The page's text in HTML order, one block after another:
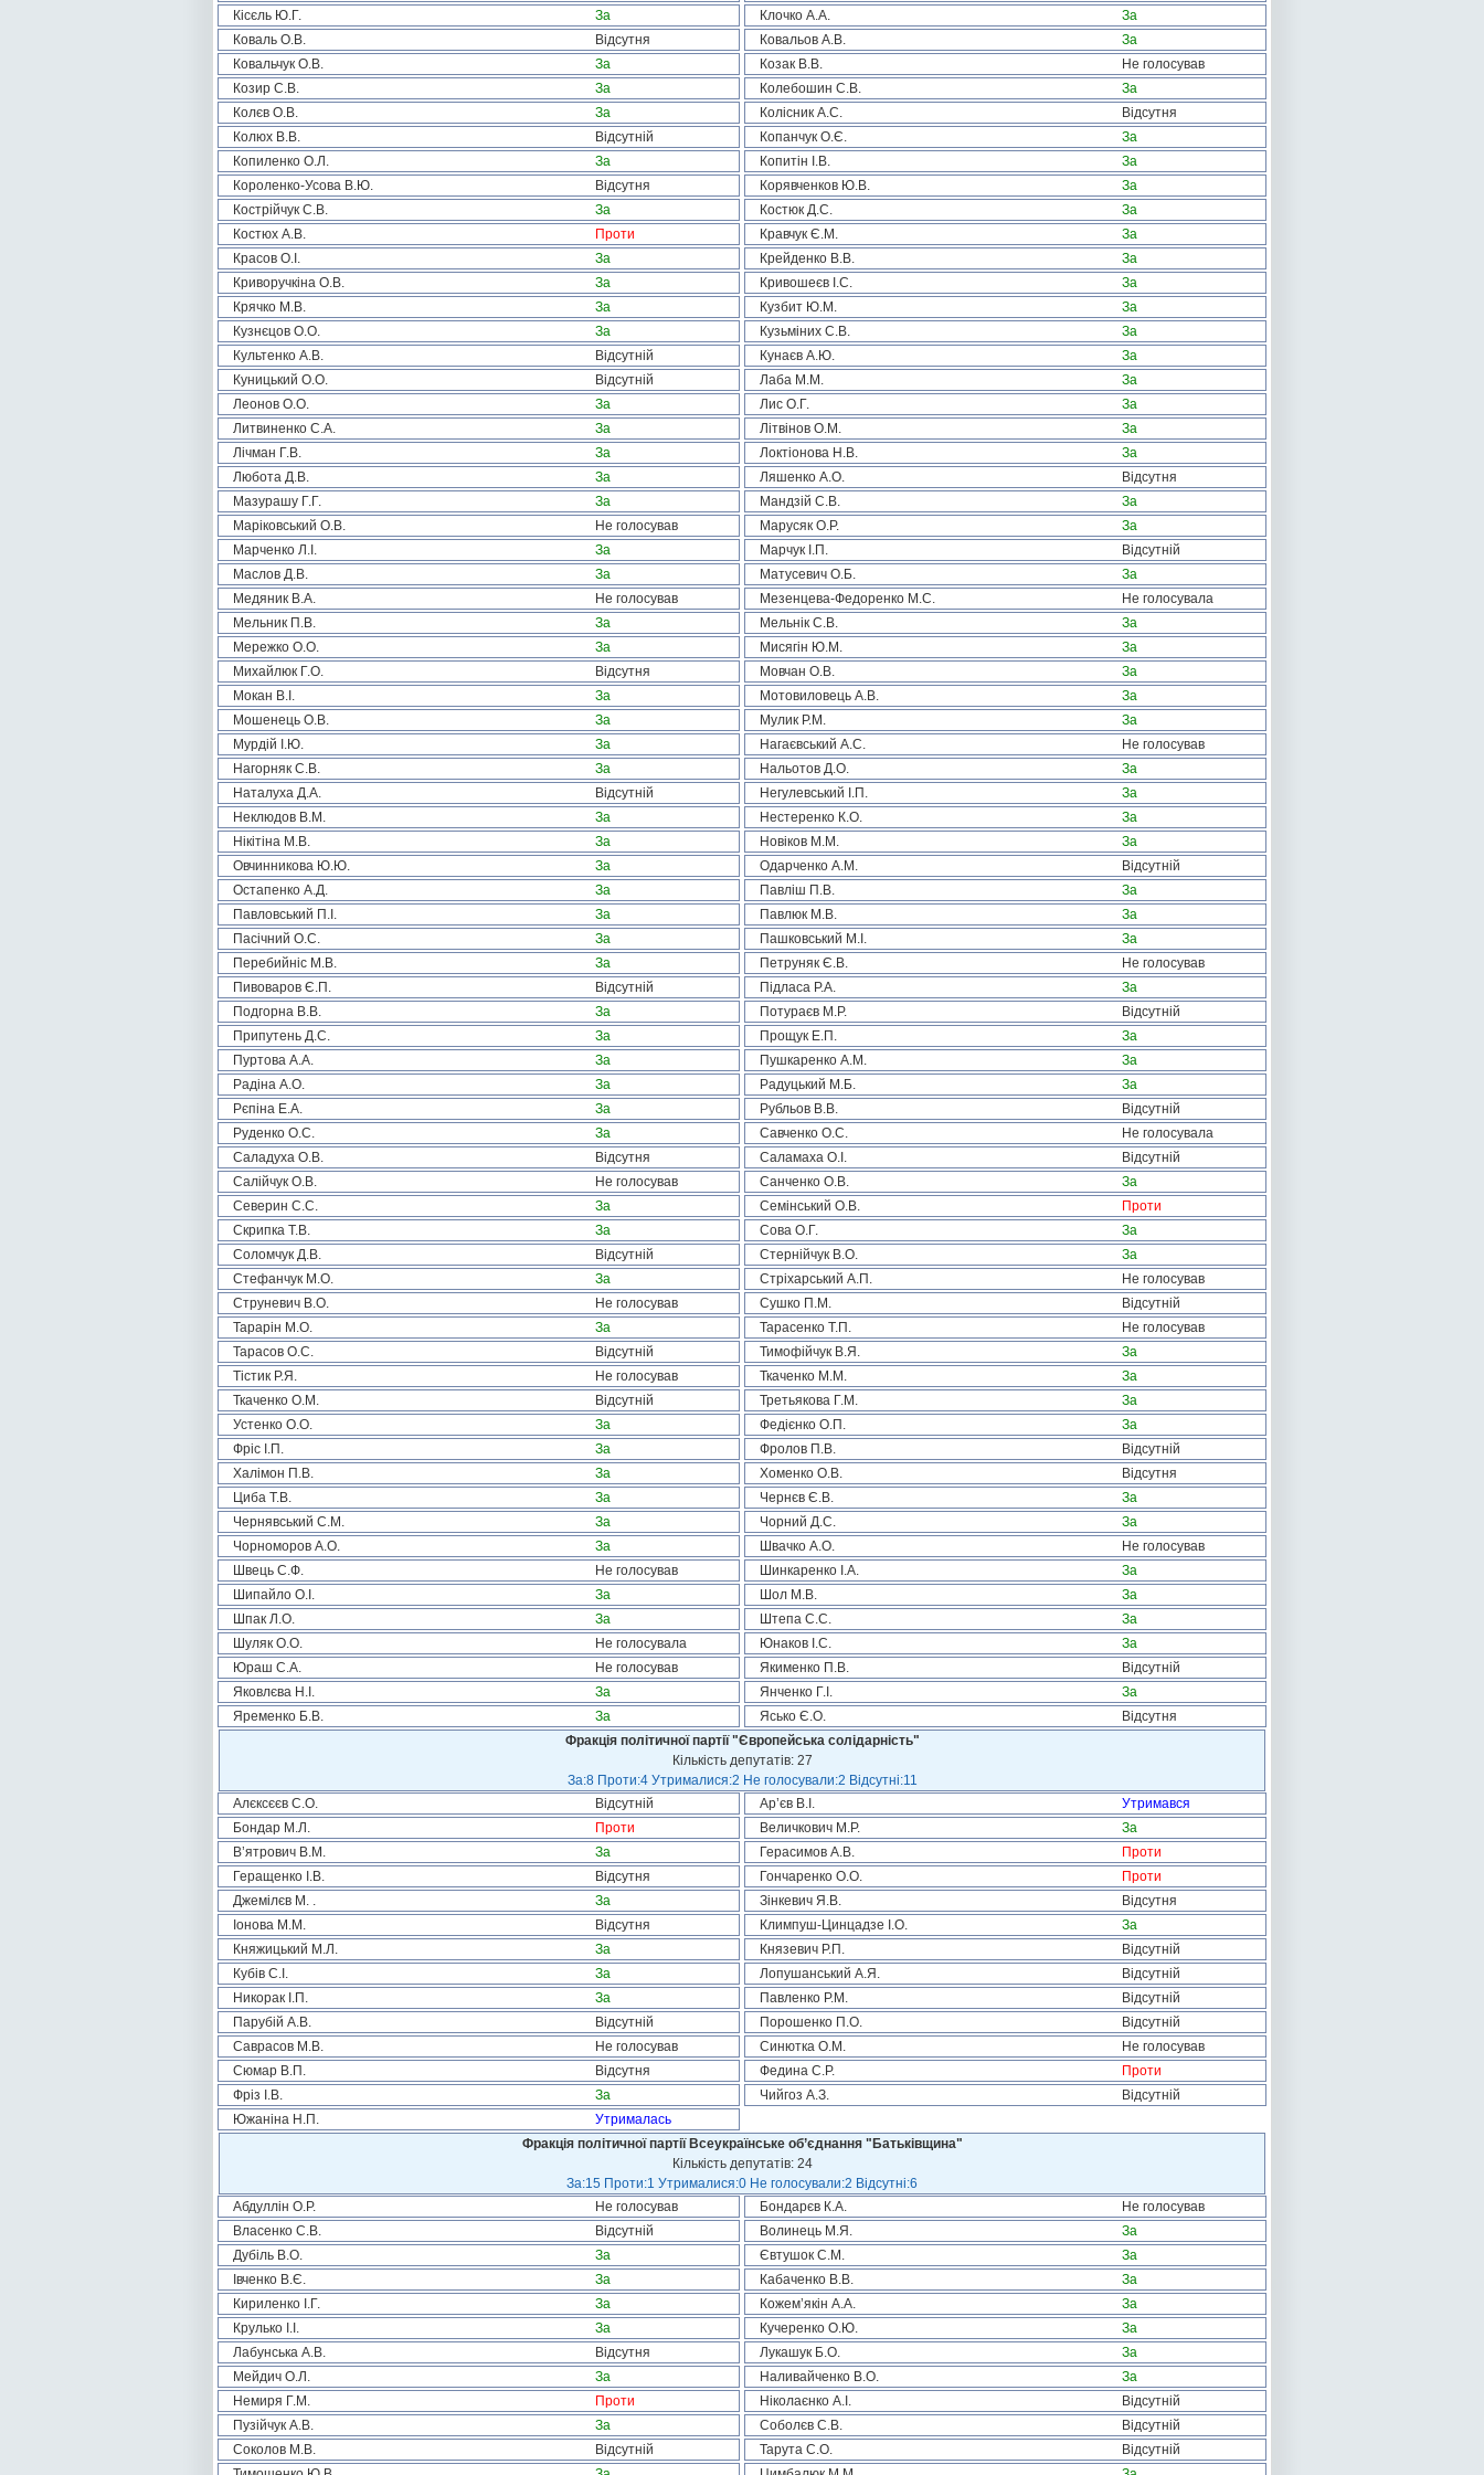
Кісєль Ю.Г.
За Клочко А.А.
За
Коваль О.В.
Відсутня Ковальов А.В.
За
Ковальчук О.В.
За Козак В.В.
Не голосував
Козир С.В.
За Колебошин С.В.
За
Колєв О.В.
За Колісник А.С.
Відсутня
Колюх В.В.
Відсутній Копанчук О.Є.
За
Копиленко О.Л.
За Копитін І.В.
За
Короленко-Усова В.Ю.
Відсутня Корявченков Ю.В.
За
Кострійчук С.В.
За Костюк Д.С.
За
Костюх А.В.
Проти Кравчук Є.М.
За
Красов О.І.
За Крейденко В.В.
За
Криворучкіна О.В.
За Кривошеєв І.С.
За
Крячко М.В.
За Кузбит Ю.М.
За
Кузнєцов О.О.
За Кузьміних С.В.
За
Культенко А.В.
Відсутній Кунаєв А.Ю.
За
Куницький О.О.
Відсутній Лаба М.М.
За
Леонов О.О.
За Лис О.Г.
За
Литвиненко С.А.
За Літвінов О.М.
За
Лічман Г.В.
За Локтіонова Н.В.
За
Любота Д.В.
За Ляшенко А.О.
Відсутня
Мазурашу Г.Г.
За Мандзій С.В.
За
Маріковський О.В.
Не голосував Марусяк О.Р.
За
Марченко Л.І.
За Марчук І.П.
Відсутній
Маслов Д.В.
За Матусевич О.Б.
За
Медяник В.А.
Не голосував Мезенцева-Федоренко М.С.
Не голосувала
Мельник П.В.
За Мельнік С.В.
За
Мережко О.О.
За Мисягін Ю.М.
За
Михайлюк Г.О.
Відсутня Мовчан О.В.
За
Мокан В.І.
За Мотовиловець А.В.
За
Мошенець О.В.
За Мулик Р.М.
За
Мурдій І.Ю.
За Нагаєвський А.С.
Не голосував
Нагорняк С.В.
За Нальотов Д.О.
За
Наталуха Д.А.
Відсутній Негулевський І.П.
За
Неклюдов В.М.
За Нестеренко К.О.
За
Нікітіна М.В.
За Новіков М.М.
За
Овчинникова Ю.Ю.
За Одарченко А.М.
Відсутній
Остапенко А.Д.
За Павліш П.В.
За
Павловський П.І.
За Павлюк М.В.
За
Пасічний О.С.
За Пашковський М.І.
За
Перебийніс М.В.
За Петруняк Є.В.
Не голосував
Пивоваров Є.П.
Відсутній Підласа Р.А.
За
Подгорна В.В.
За Потураєв М.Р.
Відсутній
Припутень Д.С.
За Прощук Е.П.
За
Пуртова А.А.
За Пушкаренко А.М.
За
Радіна А.О.
За Радуцький М.Б.
За
Рєпіна Е.А.
За Рубльов В.В.
Відсутній
Руденко О.С.
За Савченко О.С.
Не голосувала
Саладуха О.В.
Відсутня Саламаха О.І.
Відсутній
Салійчук О.В.
Не голосував Санченко О.В.
За
Северин С.С.
За Семінський О.В.
Проти
Скрипка Т.В.
За Сова О.Г.
За
Соломчук Д.В.
Відсутній Стернійчук В.О.
За
Стефанчук М.О.
За Стріхарський А.П.
Не голосував
Струневич В.О.
Не голосував Сушко П.М.
Відсутній
Тарарін М.О.
За Тарасенко Т.П.
Не голосував
Тарасов О.С.
Відсутній Тимофійчук В.Я.
За
Тістик Р.Я.
Не голосував Ткаченко М.М.
За
Ткаченко О.М.
Відсутній Третьякова Г.М.
За
Устенко О.О.
За Федієнко О.П.
За
Фріс І.П.
За Фролов П.В.
Відсутній
Халімон П.В.
За Хоменко О.В.
Відсутня
Циба Т.В.
За Чернєв Є.В.
За
Чернявський С.М.
За Чорний Д.С.
За
Чорноморов А.О.
За Швачко А.О.
Не голосував
Швець С.Ф.
Не голосував Шинкаренко І.А.
За
Шипайло О.І.
За Шол М.В.
За
Шпак Л.О.
За Штепа С.С.
За
Шуляк О.О.
Не голосувала Юнаков І.С.
За
Юраш С.А.
Не голосував Якименко П.В.
Відсутній
Яковлєва Н.І.
За Янченко Г.І.
За
Яременко Б.В.
За Ясько Є.О.
Відсутня
Фракція політичної партії "Європейська солідарність"
Кількість депутатів: 27
За:8 Проти:4 Утрималися:2 Не голосували:2 Відсутні:11
Алєксєєв С.О.
Відсутній Ар’єв В.І.
Утримався
Бондар М.Л.
Проти Величкович М.Р.
За
В’ятрович В.М.
За Герасимов А.В.
Проти
Геращенко І.В.
Відсутня Гончаренко О.О.
Проти
Джемілєв М. .
За Зінкевич Я.В.
Відсутня
Іонова М.М.
Відсутня Климпуш-Цинцадзе І.О.
За
Княжицький М.Л.
За Князевич Р.П.
Відсутній
Кубів С.І.
За Лопушанський А.Я.
Відсутній
Никорак І.П.
За Павленко Р.М.
Відсутній
Парубій А.В.
Відсутній Порошенко П.О.
Відсутній
Саврасов М.В.
Не голосував Синютка О.М.
Не голосував
Сюмар В.П.
Відсутня Федина С.Р.
Проти
Фріз І.В.
За Чийгоз А.З.
Відсутній
Южаніна Н.П.
Утрималась
Фракція політичної партії Всеукраїнське об’єднання "Батьківщина"
Кількість депутатів: 24
За:15 Проти:1 Утрималися:0 Не голосували:2 Відсутні:6
Абдуллін О.Р.
Не голосував Бондарєв К.А.
Не голосував
Власенко С.В.
Відсутній Волинець М.Я.
За
Дубіль В.О.
За Євтушок С.М.
За
Івченко В.Є.
За Кабаченко В.В.
За
Кириленко І.Г.
За Кожем’якін А.А.
За
Крулько І.І.
За Кучеренко О.Ю.
За
Лабунська А.В.
Відсутня Лукашук Б.О.
За
Мейдич О.Л.
За Наливайченко В.О.
За
Немиря Г.М.
Проти Ніколаєнко А.І.
Відсутній
Пузійчук А.В.
За Соболєв С.В.
Відсутній
Соколов М.В.
Відсутній Тарута С.О.
Відсутній